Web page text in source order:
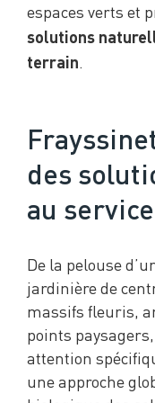
espaces verts et
solutions
terrain.
des
au
De la pelouse
jardinière de
massifs fleuris,
points
attention
une approche